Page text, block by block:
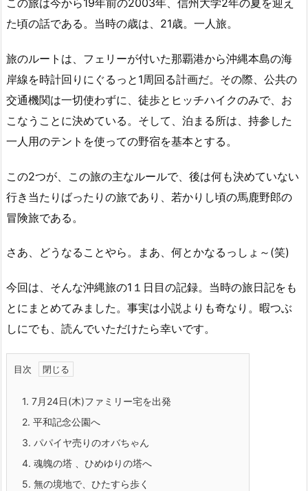
た頃の話である。当時の歳は、21歳。一人旅。
旅のルートは、フェリーが付いた那覇港から沖縄本島の海
岸線を時計回りにぐるっと1周回る計画だ。その際、公共の
交通機関は一切使わずに、徒歩とヒッチハイクのみで、お
こなうことに決めている。そして、泊まる所は、持参した
一人用のテントを使っての野宿を基本とする。
この2つが、この旅の主なルールで、後は何も決めていない
行き当たりばったりの旅であり、若かりし頃の馬鹿野郎の
冒険旅である。
さあ、どうなることやら。まあ、何とかなるっしょ～(笑)
今回は、そんな沖縄旅の1１日目の記録。当時の旅日記をも
とにまとめてみました。事実は小説よりも奇なり。暇つぶ
しにでも、読んでいただけたら幸いです。
目次
1. 7月24日(木)ファミリー宅を出発
2. 平和記念公園へ
3. パパイヤ売りのオバちゃん
4. 魂魄の塔 、ひめゆりの塔へ
5. 無の境地で、ひたすら歩く